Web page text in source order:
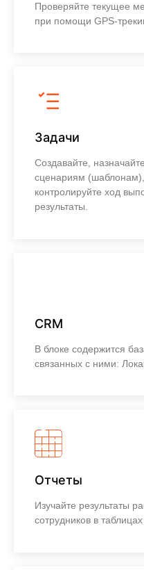
Проверяйте текущее
при помощи GPS-
Задачи
Создавайте,
сценариям
контролируйте ход
результаты.
CRM
В блоке содержится
связанных с ними:
Отчеты
Изучайте результаты
сотрудников в